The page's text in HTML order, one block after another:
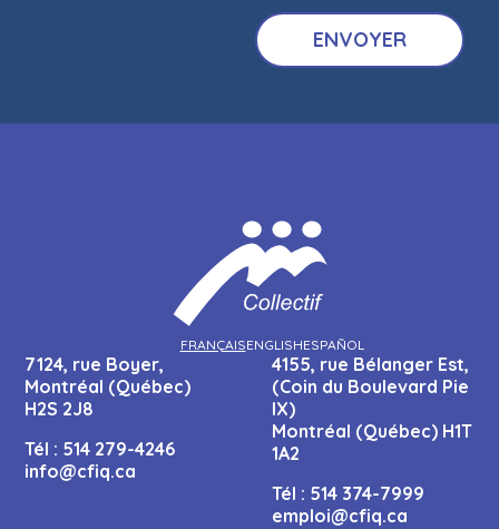
FRANÇAISENGLISHESPAÑOL
7124, rue Boyer,
Montréal (Québec)
H2S 2J8
Tél : 514 279-4246
info@cfiq.ca
4155, rue Bélanger Est,
(Coin du Boulevard Pie
IX)
Montréal (Québec) H1T
1A2
Tél : 514 374-7999
emploi@cfiq.ca